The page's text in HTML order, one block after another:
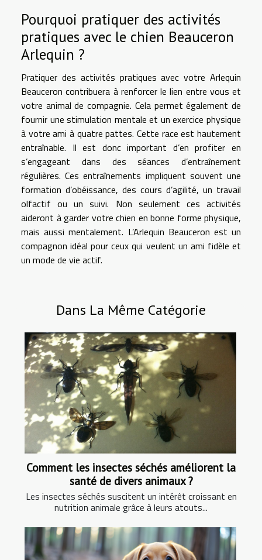
Pourquoi pratiquer des activités
pratiques avec le chien Beauceron
Arlequin ?
Pratiquer des activités pratiques avec votre Arlequin
Beauceron contribuera à renforcer le lien entre vous et
votre animal de compagnie. Cela permet également de
fournir une stimulation mentale et un exercice physique
à votre ami à quatre pattes. Cette race est hautement
entraînable. Il est donc important d’en profiter en
s’engageant dans des séances d’entraînement
régulières. Ces entraînements impliquent souvent une
formation d’obéissance, des cours d’agilité, un travail
olfactif ou un suivi. Non seulement ces activités
aideront à garder votre chien en bonne forme physique,
mais aussi mentalement. L’Arlequin Beauceron est un
compagnon idéal pour ceux qui veulent un ami fidèle et
un mode de vie actif.
Dans La Même Catégorie
Comment les insectes séchés améliorent la
santé de divers animaux ?
Les insectes séchés suscitent un intérêt croissant en
nutrition animale grâce à leurs atouts...